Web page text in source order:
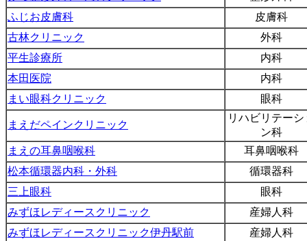
ふじお皮膚科
皮膚科
古林クリニック
外科
平生診療所
内科
本田医院
内科
まい眼科クリニック
眼科
まえだペインクリニック
リハビリテーシ
ン科
まえの耳鼻咽喉科
耳鼻咽喉科
松本循環器内科・外科
循環器科
三上眼科
眼科
みずほレディースクリニック
産婦人科
みずほレディースクリニック伊丹駅前
産婦人科